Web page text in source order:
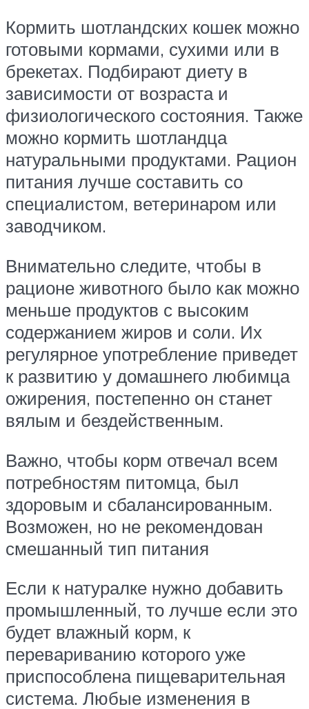
Кормить шотландских кошек можно
готовыми кормами, сухими или в
брекетах. Подбирают диету в
зависимости от возраста и
физиологического состояния. Также
можно кормить шотландца
натуральными продуктами. Рацион
питания лучше составить со
специалистом, ветеринаром или
заводчиком.
Внимательно следите, чтобы в
рационе животного было как можно
меньше продуктов с высоким
содержанием жиров и соли. Их
регулярное употребление приведет
к развитию у домашнего любимца
ожирения, постепенно он станет
вялым и бездейственным.
Важно, чтобы корм отвечал всем
потребностям питомца, был
здоровым и сбалансированным.
Возможен, но не рекомендован
смешанный тип питания
Если к натуралке нужно добавить
промышленный, то лучше если это
будет влажный корм, к
перевариванию которого уже
приспособлена пищеварительная
система. Любые изменения в